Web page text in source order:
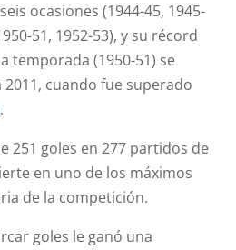
ocasiones (1944-45, 1945-
51, 1952-53), y su récord
temporada (1950-51) se
cuando fue superado
.
251 goles en 277 partidos de
en uno de los máximos
de la competición.
goles le ganó una